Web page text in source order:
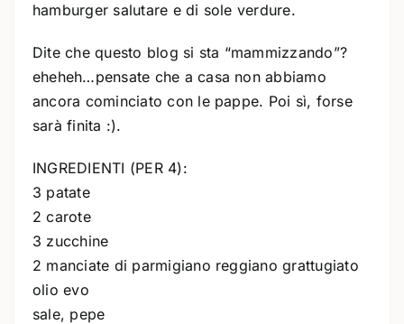
hamburger salutare e di sole verdure.
Dite che questo blog si sta “mammizzando”?
eheheh…pensate che a casa non abbiamo
ancora cominciato con le pappe. Poi sì, forse
sarà finita :).
INGREDIENTI (PER 4):
3 patate
2 carote
3 zucchine
2 manciate di parmigiano reggiano grattugiato
olio evo
sale, pepe